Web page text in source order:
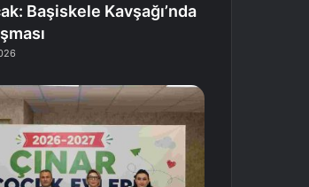
Başiskele Kavşağı’nda